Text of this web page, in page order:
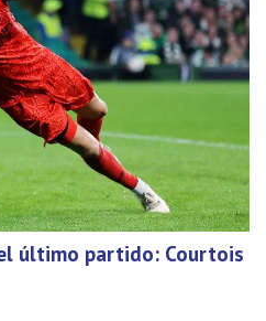
último partido: Courtois